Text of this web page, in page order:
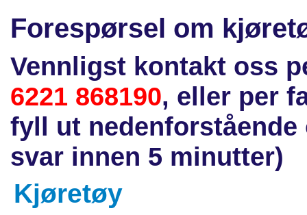
Forespørsel om
Vennligst kontakt oss
6221 868190, eller per
fyll ut
svar innen 5 minutter)
Kjøretøy